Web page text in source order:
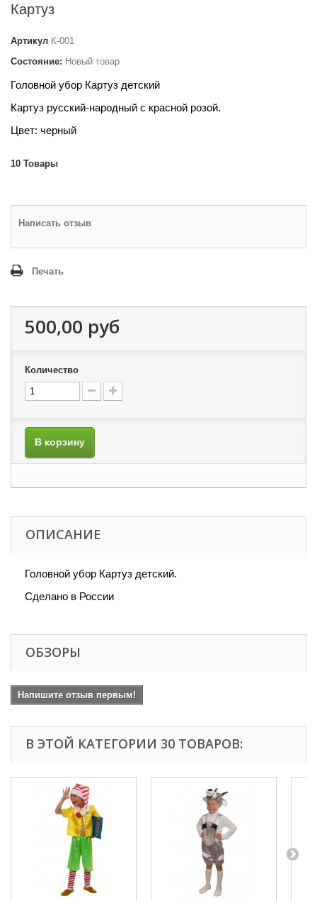
Картуз
Артикул К-001
Состояние: Новый товар
Головной убор Картуз детский
Картуз русский-народный с красной розой.
Цвет: черный
10 Товары
Написать отзыв
Печать
500,00 руб
Количество
В корзину
ОПИСАНИЕ
Головной убор Картуз детский.
Сделано в России
ОБЗОРЫ
Напишите отзыв первым!
В ЭТОЙ КАТЕГОРИИ 30 ТОВАРОВ: